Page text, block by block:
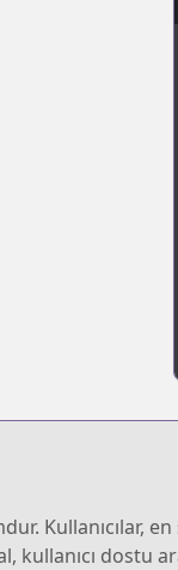
Kullanıcılar,
dostu